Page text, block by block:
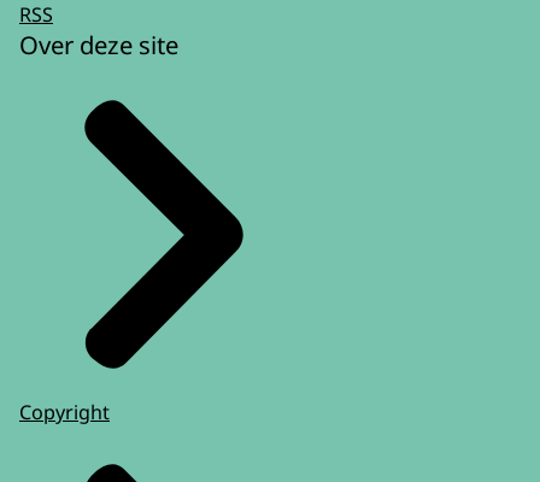
RSS
Over deze site
Copyright